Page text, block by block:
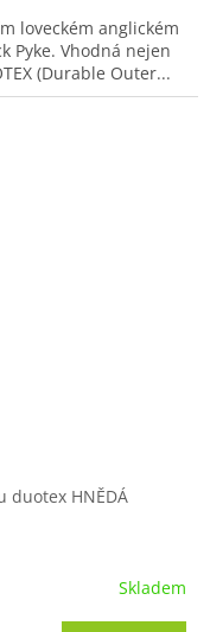
loveckém anglickém
Pyke. Vhodná nejen
(Durable Outer...
duotex HNĚDÁ
Skladem